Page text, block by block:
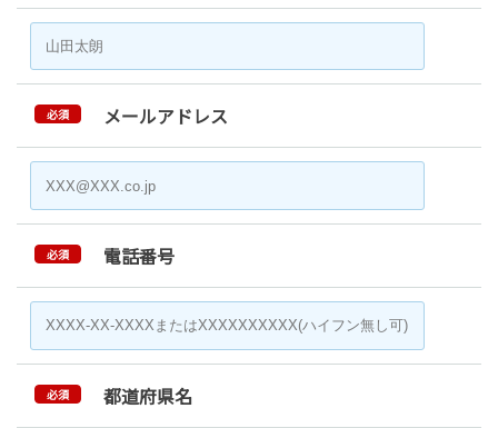
必須 メールアドレス
必須 電話番号
必須 都道府県名